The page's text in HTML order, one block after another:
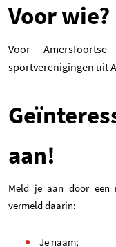
Voor wie?
Voor
sportverenigingen uit
aan!
Meld je aan door
vermeld daarin:
Je naam;